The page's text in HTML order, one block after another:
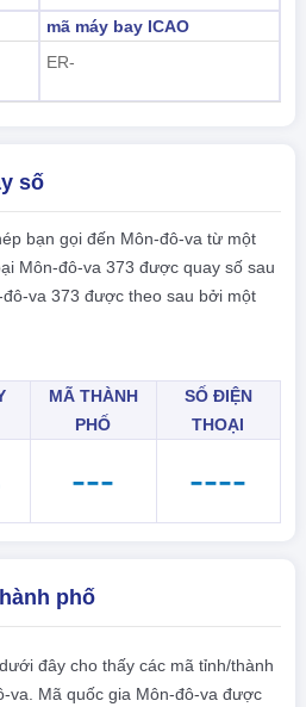
mã máy bay ICAO
ER-
số
bạn gọi đến Môn-đô-va từ một
Môn-đô-va 373 được quay số sau
va 373 được theo sau bởi một
MÃ THÀNH
PHỐ
SỐ ĐIỆN
THOẠI
--- ----
phố
đây cho thấy các mã tỉnh/thành
va. Mã quốc gia Môn-đô-va được